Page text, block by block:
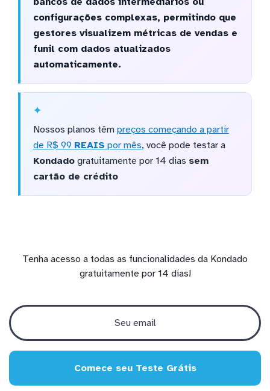
configurações complexas, permitindo que
gestores visualizem métricas de vendas e
funil com dados atualizados
automaticamente.
Nossos planos têm preços começando a partir
de R$ 99 REAIS por mês, você pode testar a
Kondadogratuitamente por 14 dias sem
cartão de crédito
Tenha acesso a todas as funcionalidades da Kondado
gratuitamente por 14 dias!
Comece seu Teste Grátis